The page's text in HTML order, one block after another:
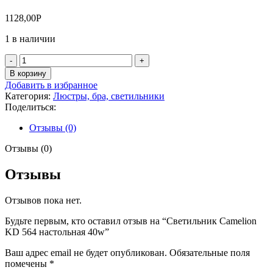
1128,00Р
1 в наличии
Количество
товара
Светильник
Camelion
KD
564
настольная
40w
В корзину
Добавить в избранное
Категория: Люстры, бра, светильники
Поделиться:
Отзывы (0)
Отзывы (0)
Отзывы
Отзывов пока нет.
Будьте первым, кто оставил отзыв на “Светильник Camelion
KD 564 настольная 40w”
Ваш адрес email не будет опубликован. Обязательные поля
помечены *